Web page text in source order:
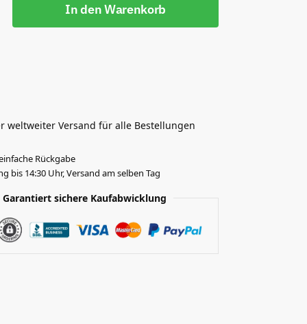
In den Warenkorb
weltweiter Versand für alle Bestellungen
Rückgabe
bis 14:30 Uhr, Versand am selben Tag
Garantiert sichere Kaufabwicklung